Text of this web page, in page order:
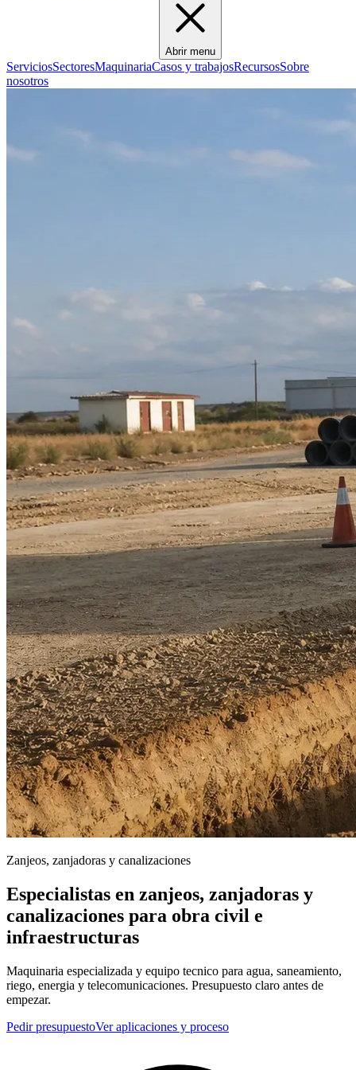
Abrir menu
ServiciosSectoresMaquinariaCasos y trabajosRecursosSobre
nosotros
Zanjeos, zanjadoras y canalizaciones
Especialistas en zanjeos, zanjadoras y
canalizaciones para obra civil e
infraestructuras
Maquinaria especializada y equipo tecnico para agua, saneamiento,
riego, energia y telecomunicaciones. Presupuesto claro antes de
empezar.
Pedir presupuestoVer aplicaciones y proceso